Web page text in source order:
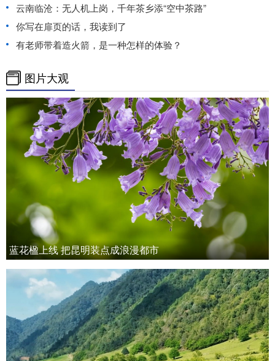
云南临沧：无人机上岗，千年茶乡添“空中茶路”
你写在扉页的话，我读到了
有老师带着造火箭，是一种怎样的体验？
图片大观
蓝花楹上线 把昆明装点成浪漫都市